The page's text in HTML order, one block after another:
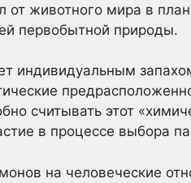
от животного мира в
первобытной природы.
индивидуальным
считывать этот
в процессе выбора
на человеческие